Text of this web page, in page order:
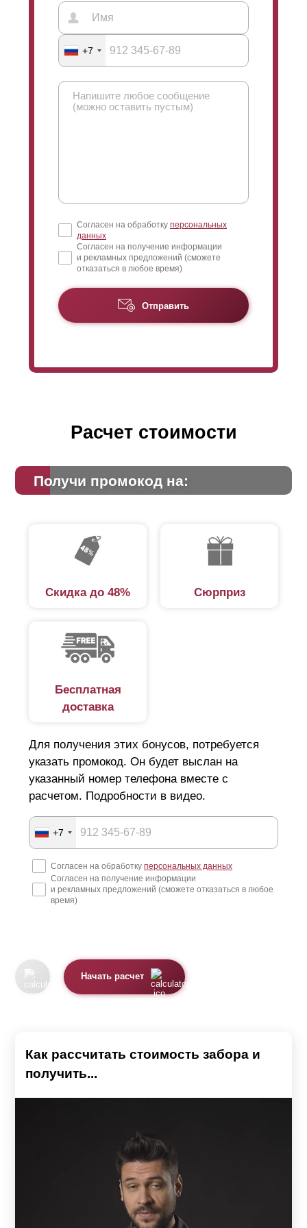
+7
Согласен на обработку персональных
данных
Согласен на получение информации
и рекламных предложений (сможете
отказаться в любое время)
Отправить
Расчет стоимости
Получи промокод на:
Скидка до 48% Сюрприз
Бесплатная
доставка
Для получения этих бонусов, потребуется
указать промокод. Он будет выслан на
указанный номер телефона вместе с
расчетом. Подробности в видео.
+7
Согласен на обработку персональных данных
Согласен на получение информации
и рекламных предложений (сможете отказаться в любое
время)
Начать расчет
Как рассчитать стоимость забора и
получить...